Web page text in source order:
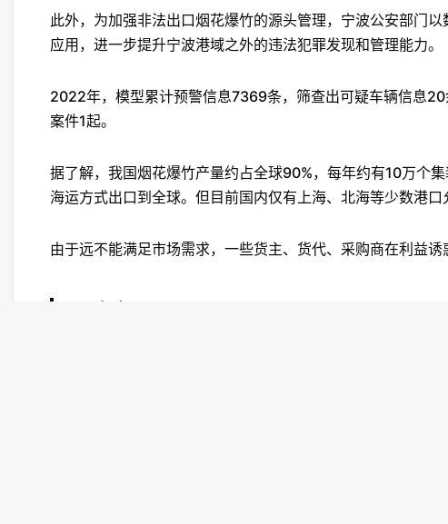
此外，为加强非法出口烟花爆竹的源头管理，宁波公安部门
应用，进一步提升宁波港域之外的违法犯罪发现和管理能力。
2022年，模型累计预警信息7369条，筛查出可疑车辆信息
案件1起。
据了解，我国烟花爆竹产量约占全球90%，每年约有10万个
海运方式出口到全球。但目前国内仅有上海、北海等少数港口
由于远不能满足市场需求，一些货主、货代、采购商在利益